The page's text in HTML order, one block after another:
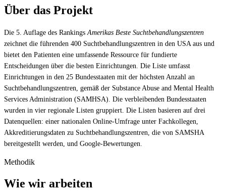
Über das Projekt
Die 5. Auflage des Rankings Amerikas Beste Suchtbehandlungszentren
zeichnet die führenden 400 Suchtbehandlungszentren in den USA aus und
bietet den Patienten eine umfassende Ressource für fundierte
Entscheidungen über die besten Einrichtungen. Die Liste umfasst
Einrichtungen in den 25 Bundesstaaten mit der höchsten Anzahl an
Suchtbehandlungszentren, gemäß der Substance Abuse and Mental Health
Services Administration (SAMHSA). Die verbleibenden Bundesstaaten
wurden in vier regionale Listen gruppiert. Die Listen basieren auf drei
Datenquellen: einer nationalen Online-Umfrage unter Fachkollegen,
Akkreditierungsdaten zu Suchtbehandlungszentren, die von SAMSHA
bereitgestellt werden, und Google-Bewertungen.
Methodik
Wie wir arbeiten